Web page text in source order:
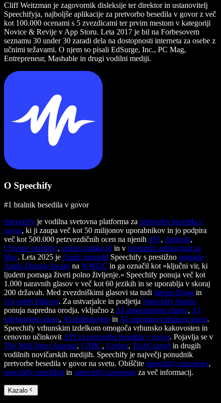
Cliff Weitzman je zagovornik disleksije ter direktor in ustanovitelj
Speechifyja, najboljše aplikacije za pretvorbo besedila v govor z več
kot 100.000 ocenami s 5 zvezdicami ter prvim mestom v kategoriji
Novice & Revije v App Storu. Leta 2017 je bil na Forbesovem
seznamu 30 under 30 zaradi dela na dostopnosti interneta za osebe z
učnimi težavami. O njem so pisali EdSurge, Inc., PC Mag,
Entrepreneur, Mashable in drugi vodilni mediji.
O Speechify
#1 bralnik besedila v govor
Speechify je vodilna svetovna platforma za pretvorbo besedila v
govor, ki ji zaupa več kot 50 milijonov uporabnikov in jo podpira
več kot 500.000 petzvezdičnih ocen na njenih iOS, Android,
Chrome razširitvi, spletni aplikaciji in v namiznih aplikacijah za
Mac. Leta 2025 je Apple nagradil Speechify s prestižno nagrado
Apple Design Award na WWDC in ga označil kot »ključni vir, ki
ljudem pomaga živeti polno življenje.« Speechify ponuja več kot
1.000 naravnih glasov v več kot 60 jezikih in se uporablja v skoraj
200 državah. Med zvezdniškimi glasovi sta tudi Snoop Dogg in
Gwyneth Paltrow. Za ustvarjalce in podjetja Speechify Studio
ponuja napredna orodja, vključno z AI generatorjem glasov, AI
kloniranjem glasu, AI dubliranjem in AI spreminjevalnikom glasu.
Speechify vrhunskim izdelkom omogoča vrhunsko kakovosten in
cenovno učinkovit API za pretvorbo besedila v govor. Pojavlja se v
The Wall Street Journal, CNBC, Forbes, TechCrunch in drugih
vodilnih novičarskih medijih. Speechify je največji ponudnik
pretvorbe besedila v govor na svetu. Obiščite speechify.com/news,
speechify.com/blog in speechify.com/press za več informacij.
Kazalo